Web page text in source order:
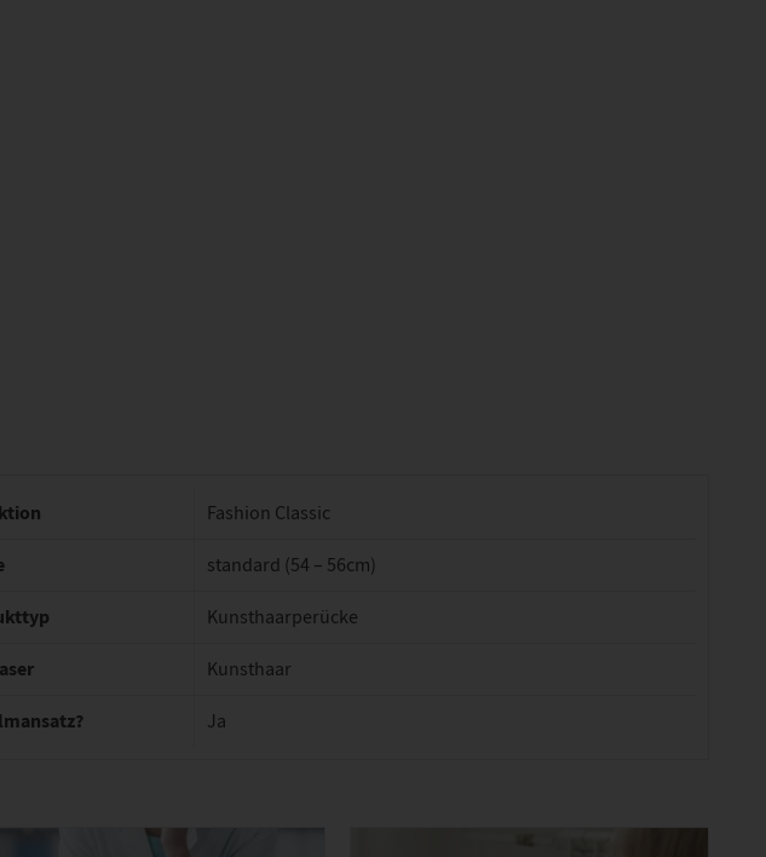
Fashion Classic
standard (54 – 56cm)
Kunsthaarperücke
Kunsthaar
Ja